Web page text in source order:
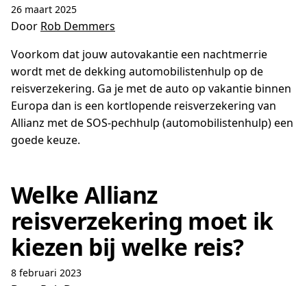
26 maart 2025
Door Rob Demmers
Voorkom dat jouw autovakantie een nachtmerrie
wordt met de dekking automobilistenhulp op de
reisverzekering. Ga je met de auto op vakantie binnen
Europa dan is een kortlopende reisverzekering van
Allianz met de SOS-pechhulp (automobilistenhulp) een
goede keuze.
Welke Allianz
reisverzekering moet ik
kiezen bij welke reis?
8 februari 2023